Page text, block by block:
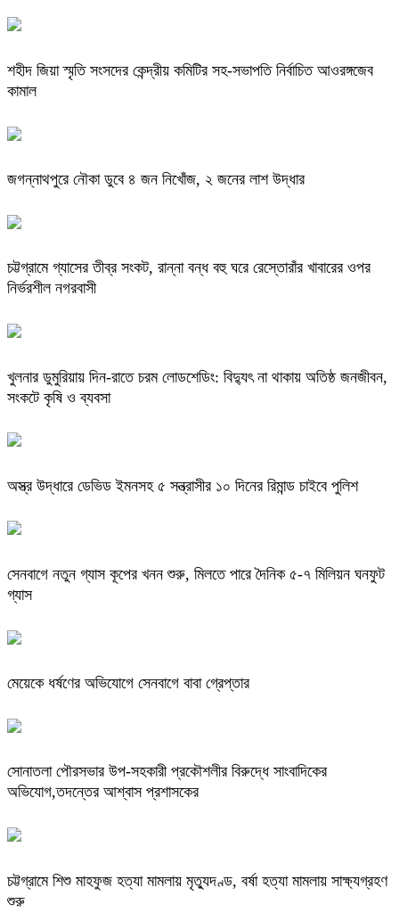
শহীদ জিয়া স্মৃতি সংসদের কেন্দ্রীয় কমিটির সহ-সভাপতি নির্বাচিত আওরঙ্গজেব
কামাল
জগন্নাথপুরে নৌকা ডুবে ৪ জন নিখোঁজ, ২ জনের লাশ উদ্ধার
চট্টগ্রামে গ্যাসের তীব্র সংকট, রান্না বন্ধ বহু ঘরে রেস্তোরাঁর খাবারের ওপর
নির্ভরশীল নগরবাসী
খুলনার ডুমুরিয়ায় দিন-রাতে চরম লোডশেডিং: বিদ্যুৎ না থাকায় অতিষ্ঠ জনজীবন,
সংকটে কৃষি ও ব্যবসা
অস্ত্র উদ্ধারে ডেভিড ইমনসহ ৫ সন্ত্রাসীর ১০ দিনের রিমান্ড চাইবে পুলিশ
সেনবাগে নতুন গ্যাস কূপের খনন শুরু, মিলতে পারে দৈনিক ৫-৭ মিলিয়ন ঘনফুট
গ্যাস
মেয়েকে ধর্ষণের অভিযোগে সেনবাগে বাবা গ্রেপ্তার
সোনাতলা পৌরসভার উপ-সহকারী প্রকৌশলীর বিরুদ্ধে সাংবাদিকের
অভিযোগ,তদন্তের আশ্বাস প্রশাসকের
চট্টগ্রামে শিশু মাহফুজ হত্যা মামলায় মৃত্যুদণ্ড, বর্ষা হত্যা মামলায় সাক্ষ্যগ্রহণ
শুরু